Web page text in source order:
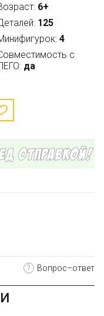
6+
125
4
с
да
? Вопрос–ответ